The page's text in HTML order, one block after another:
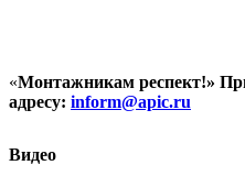
«Монтажникам респект!»
адресу: inform@apic.ru
Видео